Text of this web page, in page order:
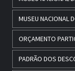
MUSEU NACIONAL
ORÇAMENTO
PADRÃO DOS